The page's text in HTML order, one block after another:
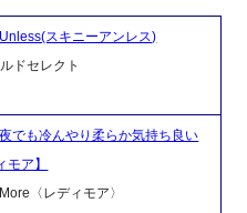
スキニーアンレス)
ドセレクト
も冷んやり柔らか気持ち良い
ア】
〈レディモア〉